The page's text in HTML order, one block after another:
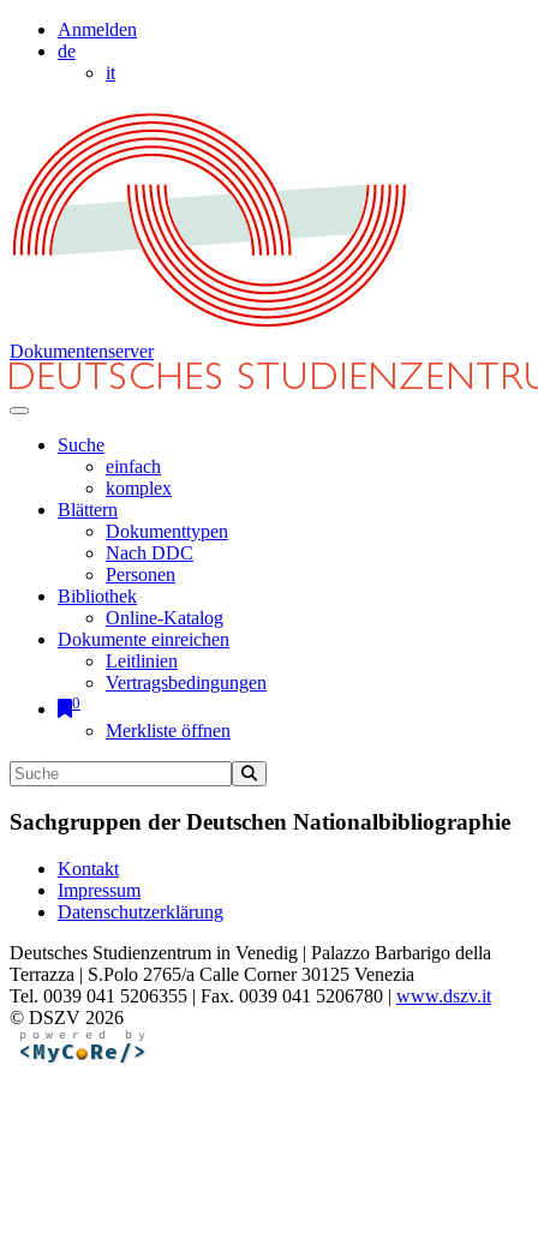
Anmelden
de
it
Dokumentenserver
Suche
einfach
komplex
Blättern
Dokumenttypen
Nach DDC
Personen
Bibliothek
Online-Katalog
Dokumente einreichen
Leitlinien
Vertragsbedingungen
0
Merkliste öffnen
Sachgruppen der Deutschen Nationalbibliographie
Kontakt
Impressum
Datenschutzerklärung
Deutsches Studienzentrum in Venedig | Palazzo Barbarigo della
Terrazza | S.Polo 2765/a Calle Corner 30125 Venezia
Tel. 0039 041 5206355 | Fax. 0039 041 5206780 | www.dszv.it
© DSZV 2026